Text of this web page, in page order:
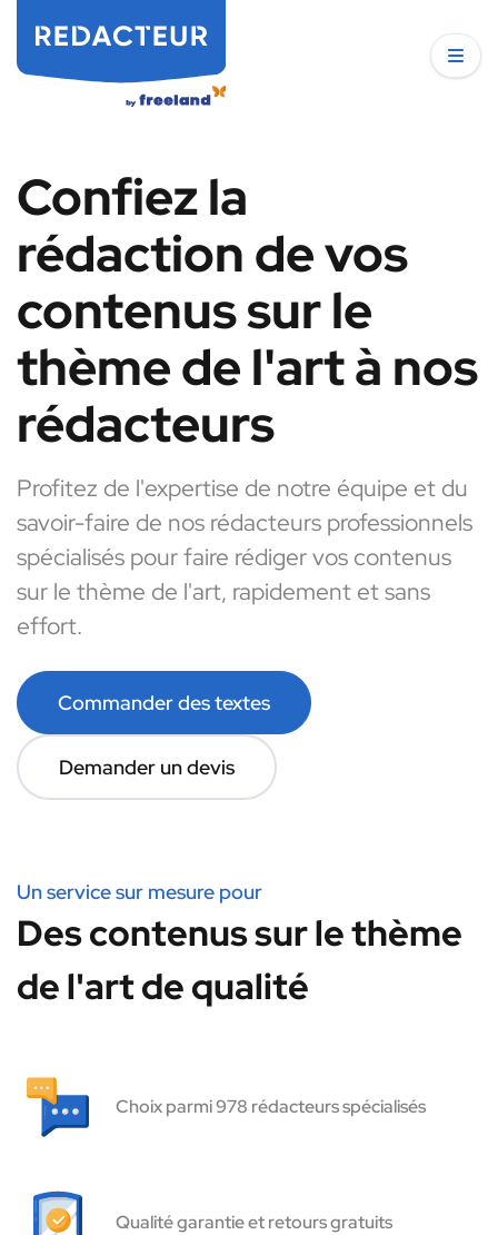
Confiez la
rédaction de vos
contenus sur le
thème de l'art à nos
rédacteurs
Profitez de l'expertise de notre équipe et du
savoir-faire de nos rédacteurs professionnels
spécialisés pour faire rédiger vos contenus
sur le thème de l'art, rapidement et sans
effort.
Commander des textes
Demander un devis
Un service sur mesure pour
Des contenus sur le thème
de l'art de qualité
Choix parmi 978 rédacteurs spécialisés
Qualité garantie et retours gratuits